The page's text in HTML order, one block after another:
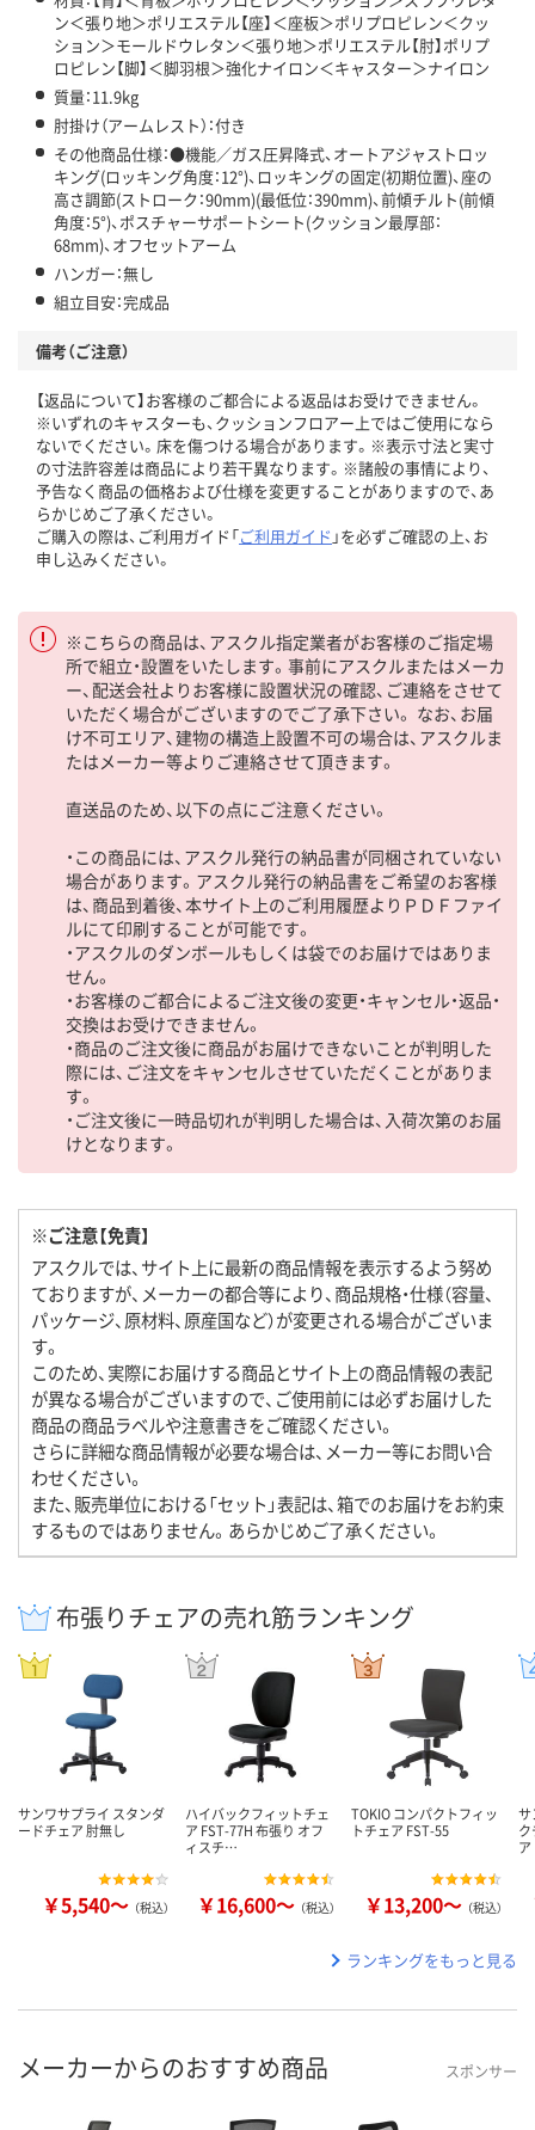
ン＜張り地＞ポリエステル【座】＜座板＞ポリプロピレン＜クッ
ション＞モールドウレタン＜張り地＞ポリエステル【肘】ポリプ
ロピレン【脚】＜脚羽根＞強化ナイロン＜キャスター＞ナイロン
質量：11.9kg
肘掛け（アームレスト）：付き
その他商品仕様：●機能／ガス圧昇降式、オートアジャストロッ
キング(ロッキング角度：12°)、ロッキングの固定(初期位置)、座の
高さ調節(ストローク：90mm)(最低位：390mm)、前傾チルト(前傾
角度：5°)、ポスチャーサポートシート(クッション最厚部：
68mm)、オフセットアーム
ハンガー：無し
組立目安：完成品
備考（ご注意）
【返品について】お客様のご都合による返品はお受けできません。
※いずれのキャスターも、クッションフロアー上ではご使用になら
ないでください。床を傷つける場合があります。※表示寸法と実寸
の寸法許容差は商品により若干異なります。※諸般の事情により、
予告なく商品の価格および仕様を変更することがありますので、あ
らかじめご了承ください。
ご購入の際は、ご利用ガイド「ご利用ガイド 」を必ずご確認の上、お
申し込みください。
※こちらの商品は、アスクル指定業者がお客様のご指定場
所で組立・設置をいたします。事前にアスクルまたはメーカ
ー、配送会社よりお客様に設置状況の確認、ご連絡をさせて
いただく場合がございますのでご了承下さい。 なお、お届
け不可エリア、建物の構造上設置不可の場合は、アスクルま
たはメーカー等よりご連絡させて頂きます。
直送品のため、以下の点にご注意ください。
・この商品には、アスクル発行の納品書が同梱されていない
場合があります。アスクル発行の納品書をご希望のお客様
は、商品到着後、本サイト上のご利用履歴よりＰＤＦファイ
ルにて印刷することが可能です。
・アスクルのダンボールもしくは袋でのお届けではありま
せん。
・お客様のご都合によるご注文後の変更・キャンセル・返品・
交換はお受けできません。
・商品のご注文後に商品がお届けできないことが判明した
際には、ご注文をキャンセルさせていただくことがありま
す。
・ご注文後に一時品切れが判明した場合は、入荷次第のお届
けとなります。
※ご注意【免責】
アスクルでは、サイト上に最新の商品情報を表示するよう努め
ておりますが、メーカーの都合等により、商品規格・仕様（容量、
パッケージ、原材料、原産国など）が変更される場合がございま
す。
このため、実際にお届けする商品とサイト上の商品情報の表記
が異なる場合がございますので、ご使用前には必ずお届けした
商品の商品ラベルや注意書きをご確認ください。
さらに詳細な商品情報が必要な場合は、メーカー等にお問い合
わせください。
また、販売単位における「セット」表記は、箱でのお届けをお約束
するものではありません。あらかじめご了承ください。
布張りチェアの売れ筋ランキング
サンワサプライ スタンダ
ードチェア 肘無し
￥5,540～ （税込）
ハイバックフィットチェ
ア FST-77H 布張り オフ
ィスチ…
￥16,600～ （税込）
TOKIO コンパクトフィッ
トチェア FST-55
￥13,200～ （税込）
サ
ア
ランキングをもっと見る
メーカーからのおすすめ商品 スポンサー